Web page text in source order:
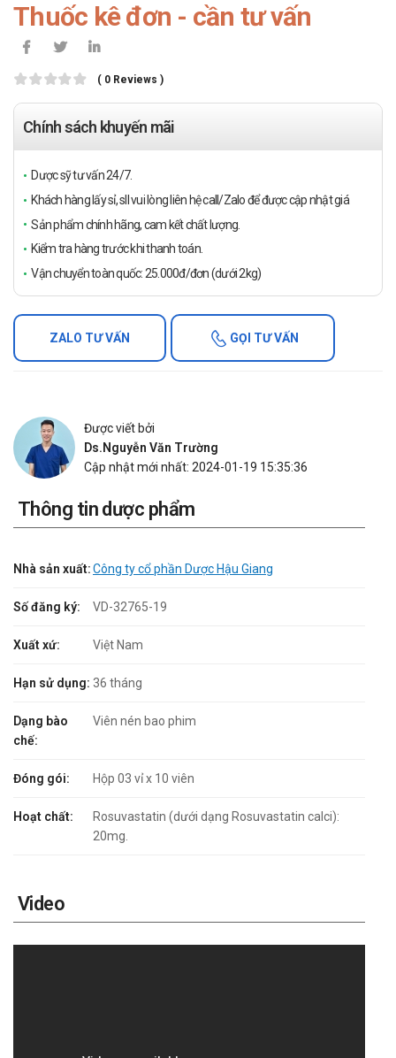
Thuốc kê đơn - cần tư vấn
( 0 Reviews )
Chính sách khuyến mãi
Dược sỹ tư vấn 24/7.
Khách hàng lấy sỉ, sll vui lòng liên hệ call/Zalo để được cập nhật giá
Sản phẩm chính hãng, cam kết chất lượng.
Kiểm tra hàng trước khi thanh toán.
Vận chuyển toàn quốc: 25.000đ/đơn (dưới 2kg)
ZALO TƯ VẤN GỌI TƯ VẤN
Được viết bởi
Ds.Nguyễn Văn Trường
Cập nhật mới nhất: 2024-01-19 15:35:36
Thông tin dược phẩm
Nhà sản xuất:Công ty cổ phần Dược Hậu Giang
Số đăng ký: VD-32765-19
Xuất xứ: Việt Nam
Hạn sử dụng: 36 tháng
Dạng bào
chế:
Viên nén bao phim
Đóng gói: Hộp 03 vỉ x 10 viên
Hoạt chất:
Rosuvastatin (dưới dạng Rosuvastatin calci):
20mg.
Video